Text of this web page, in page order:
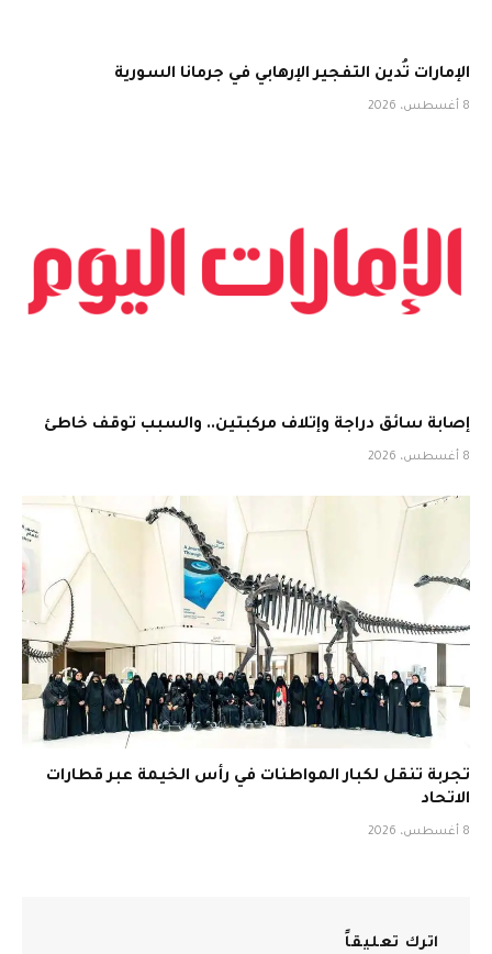
الإمارات تُدين التفجير الإرهابي في جرمانا السورية
8 أغسطس، 2026
إصابة سائق دراجة وإتلاف مركبتين.. والسبب توقف خاطئ
8 أغسطس، 2026
تجربة تنقل لكبار المواطنات في رأس الخيمة عبر قطارات
الاتحاد
8 أغسطس، 2026
اترك تعليقاً